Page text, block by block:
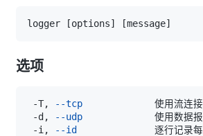
logger [options] [message]
选项
-T, --tcp
             使用流连接
-d,
--udp
             使用数据报
-i,
--id